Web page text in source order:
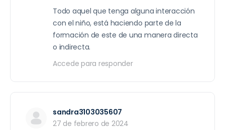
Todo aquel que tenga alguna interacción
con el niño, está haciendo parte de la
formación de este de una manera directa
o indirecta.
Accede para responder
sandra3103035607
27 de febrero de 2024